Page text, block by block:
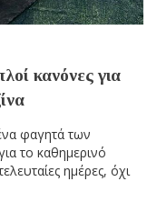
κανόνες για
φαγητά των
το καθημερινό
ημέρες, όχι